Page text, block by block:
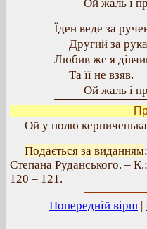
Ой жаль і
Їден веде за
Другий за
Любив же я
Та її не взяв.
Ой жаль і
Ой у полю
Подається за виданням
Степана Руданського. –
120 – 121.
Попередній вірш |